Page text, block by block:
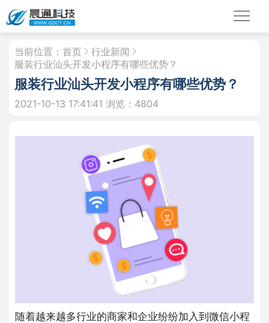
当前位置： 首页
行业新闻
服装行业汕头开发小程序有哪些优势？
服装行业汕头开发小程序有哪些优势？
2021-10-13 17:41:41 浏览：4804
随着越来越多行业的商家和企业纷纷加入到微信小程